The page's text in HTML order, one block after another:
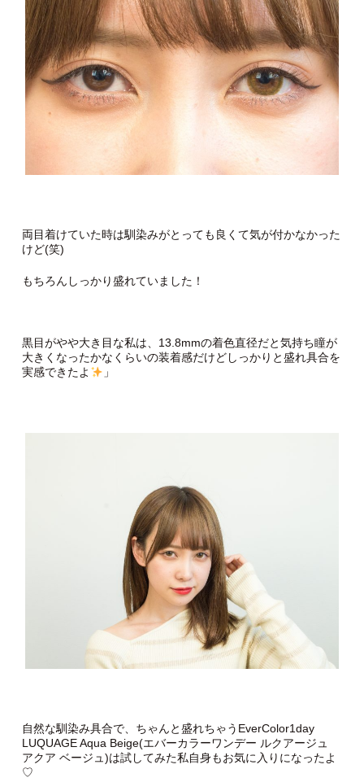
両目着けていた時は馴染みがとっても良くて気が付かなかった
けど(笑)
もちろんしっかり盛れていました！
黒目がやや大き目な私は、13.8mmの着色直径だと気持ち瞳が
大きくなったかなくらいの装着感だけどしっかりと盛れ具合を
実感できたよ
」
自然な馴染み具合で、ちゃんと盛れちゃうEverColor1day
LUQUAGE Aqua Beige(エバーカラーワンデー ルクアージュ
アクア ベージュ)は試してみた私自身もお気に入りになったよ
♡